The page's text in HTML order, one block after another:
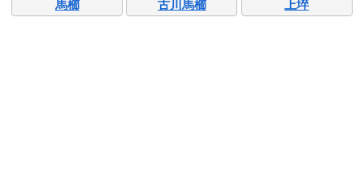
馬櫛 古川馬櫛 上埣